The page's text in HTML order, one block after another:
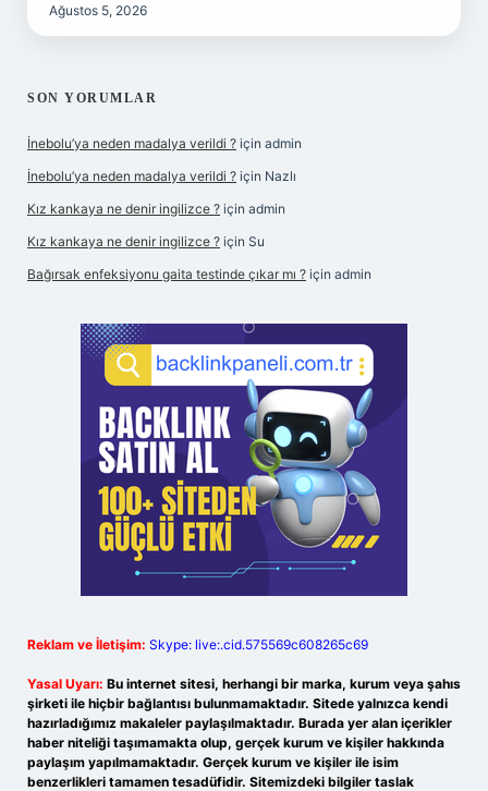
Ağustos 5, 2026
SON YORUMLAR
İnebolu’ya neden madalya verildi ? için admin
İnebolu’ya neden madalya verildi ? için Nazlı
Kız kankaya ne denir ingilizce ? için admin
Kız kankaya ne denir ingilizce ? için Su
Bağırsak enfeksiyonu gaita testinde çıkar mı ? için admin
Reklam ve İletişim: Skype: live:.cid.575569c608265c69
Yasal Uyarı: Bu internet sitesi, herhangi bir marka, kurum veya şahıs
şirketi ile hiçbir bağlantısı bulunmamaktadır. Sitede yalnızca kendi
hazırladığımız makaleler paylaşılmaktadır. Burada yer alan içerikler
haber niteliği taşımamakta olup, gerçek kurum ve kişiler hakkında
paylaşım yapılmamaktadır. Gerçek kurum ve kişiler ile isim
benzerlikleri tamamen tesadüfidir. Sitemizdeki bilgiler taslak